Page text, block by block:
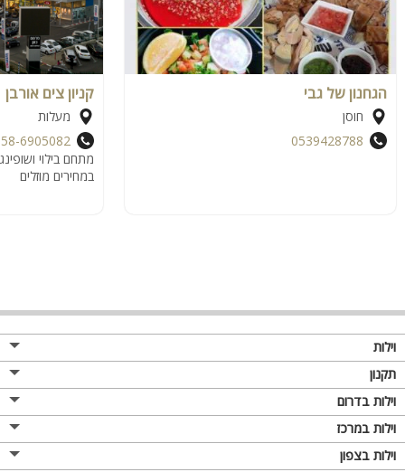
הגחנון של גבי
חוסן
0539428788
קניון צים אורבן
מעלות
6905082
מתחם בילוי
במחירים מוזלים
וילות
תקנון
וילות בדרום
וילות במרכז
וילות בצפון